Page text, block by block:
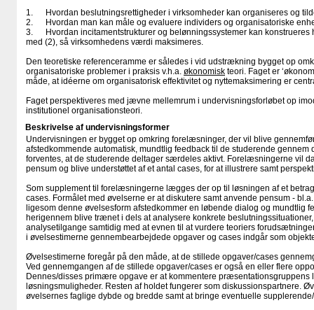
1. Hvordan beslutningsrettigheder i virksomheder kan organiseres og
2. Hvordan man kan måle og evaluere individers og organisatoriske
3. Hvordan incitamentstrukturer og belønningssystemer kan konstrueres
med (2), så virksomhedens værdi maksimeres.
Den teoretiske referenceramme er således i vid udstrækning bygget op
organisatoriske problemer i praksis v.h.a. økonomisk teori. Faget er
måde, at idéerne om organisatorisk effektivitet og nyttemaksimering er
Faget perspektiveres med jævne mellemrum i undervisningsforløbet op
institutionel organisationsteori.
Beskrivelse af undervisningsformer
Undervisningen er bygget op omkring forelæsninger, der vil blive
afstedkommende automatisk, mundtlig feedback til de studerende gennem
forventes, at de studerende deltager særdeles aktivt. Forelæsningerne vil
pensum og blive understøttet af et antal cases, for at illustrere samt
Som supplement til forelæsningerne lægges der op til løsningen af et
cases. Formålet med øvelserne er at diskutere samt anvende pensum -
ligesom denne øvelsesform afstedkommer en løbende dialog og mundtlig
herigennem blive trænet i dels at analysere konkrete
analysetilgange samtidig med at evnen til at vurdere teoriers
i øvelsestimerne gennembearbejdede opgaver og cases indgår som
Øvelsestimerne foregår på den måde, at de stillede opgaver/cases
Ved gennemgangen af de stillede opgaver/cases er også en eller flere
Dennes/disses primære opgave er at kommentere præsentationsgruppens
løsningsmuligheder. Resten af holdet fungerer som diskussionspartnere.
øvelsernes faglige dybde og bredde samt at bringe eventuelle